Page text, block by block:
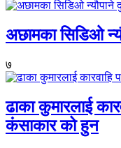
अछामका सिडिओ
७
ढाका कुमारलाई
कंसाकार को हुन